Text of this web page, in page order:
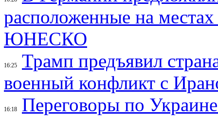
расположенные на
ЮНЕСКО
16:25
Трамп предъявил
военный конфликт с
16:18
Переговоры по